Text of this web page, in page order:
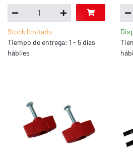
Stock limitado
Tiempo de entrega: 1 - 5 días
hábiles